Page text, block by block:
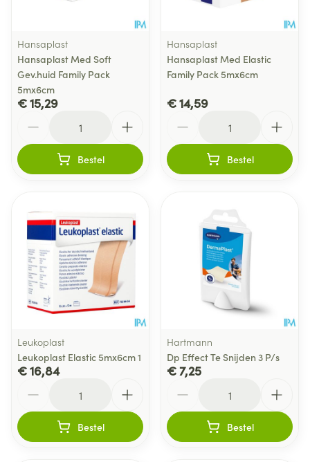
Hansaplast
Hansaplast Med Soft
Gev.huid Family Pack
5mx6cm
€ 15,29
Bestel
Hansaplast
Hansaplast Med Elastic
Family Pack 5mx6cm
€ 14,59
Bestel
Leukoplast
Leukoplast Elastic 5mx6cm 1
€ 16,84
Bestel
Hartmann
Dp Effect Te Snijden 3 P/s
€ 7,25
Bestel